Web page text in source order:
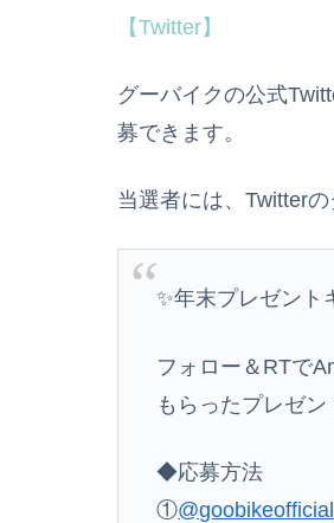
【Twitter】
グーバイクの公式
募できます。
当選者には、Twitter
✨年末プレゼント
フォロー＆RTで
もらったプレゼ
◆応募方法
①@goobikeofficial